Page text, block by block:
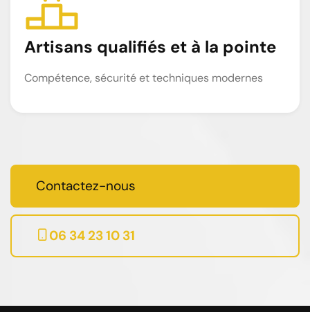
Artisans qualifiés et à la pointe
Compétence, sécurité et techniques modernes
Contactez-nous
06 34 23 10 31